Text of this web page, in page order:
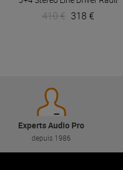
410 € 318 €
Experts Audio Pro
depuis 1986